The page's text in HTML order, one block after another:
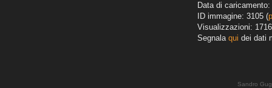
Data di
ID immagine: 3105 (
Visualizzazioni: 1716
Segnala qui dei dati
Sandro